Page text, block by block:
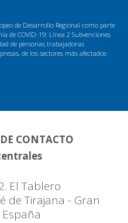
de Desarrollo Regional como parte
de COVID-19: Línea 2 Subvenciones
de personas trabajadoras
de los sectores más afectados
CONTACTO
El Tablero
de Tirajana - Gran